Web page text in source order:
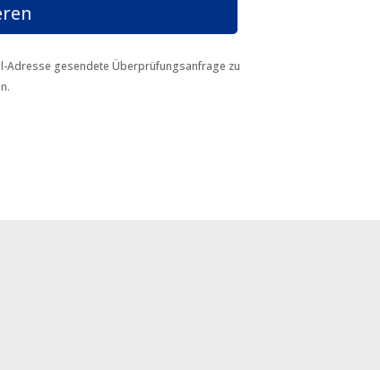
Adresse gesendete Überprüfungsanfrage zu